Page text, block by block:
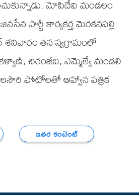
మోపిదేవి మండలం
పార్టీ కార్యకర్త మెరకనపల్లి
తన స్వగ్రామంలో
చిరంజీవి, ఎమ్మెల్యే మండలి
ఫోటోలతో ఆహ్వాన పత్రిక
ఇతర కంటెంట్